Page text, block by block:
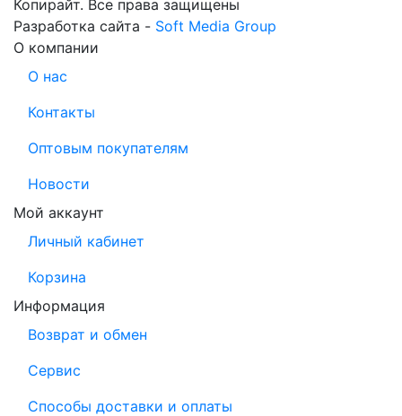
Копирайт. Все права защищены
Разработка сайта - Soft Media Group
О компании
О нас
Контакты
Оптовым покупателям
Новости
Мой аккаунт
Личный кабинет
Корзина
Информация
Возврат и обмен
Сервис
Способы доставки и оплаты